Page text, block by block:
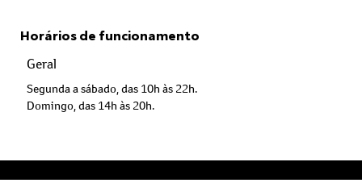
Geral
Segunda a sábado, das 10h às 22h.
Domingo, das 14h às 20h.